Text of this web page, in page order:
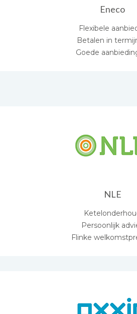
Eneco
Flexibele
Betalen in
Goede
NLE
Persoonlijk
Flinke